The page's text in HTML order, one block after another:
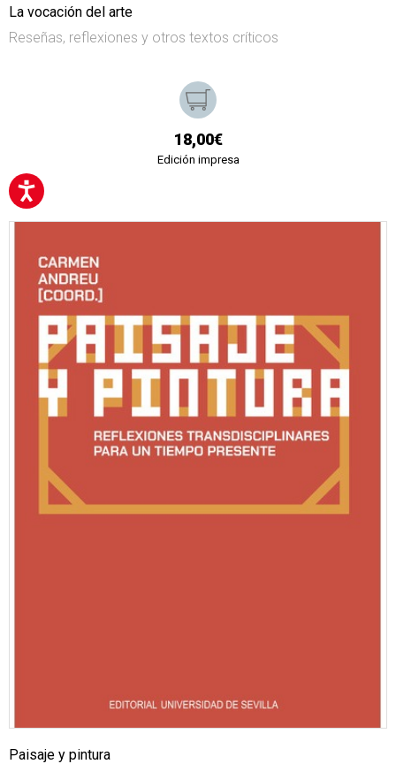
La vocación del arte
Reseñas, reflexiones y otros textos críticos
18,00€
Edición impresa
Paisaje y pintura